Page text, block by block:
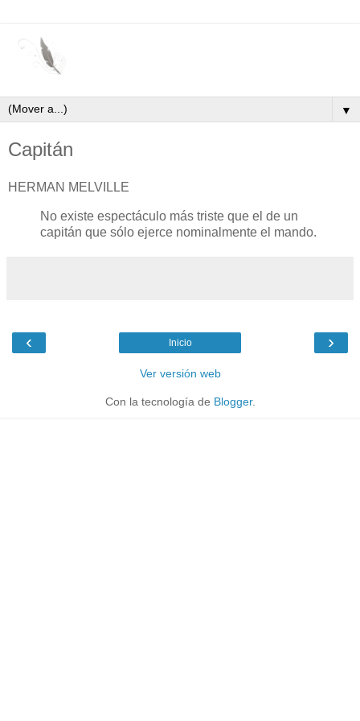
▼
Capitán
HERMAN MELVILLE
No existe espectáculo más triste que el de un
capitán que sólo ejerce nominalmente el mando.
‹ ›
Inicio
Ver versión web
Con la tecnología de Blogger.